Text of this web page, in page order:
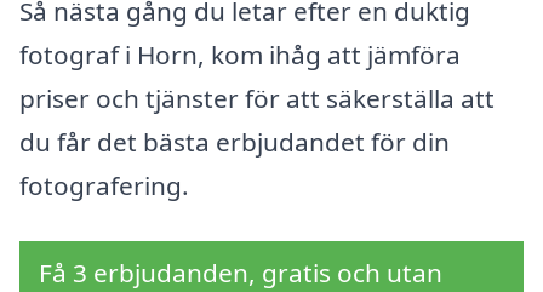
Så nästa gång du letar efter en duktig
fotograf i Horn, kom ihåg att jämföra
priser och tjänster för att säkerställa att
du får det bästa erbjudandet för din
fotografering.
Få 3 erbjudanden, gratis och utan